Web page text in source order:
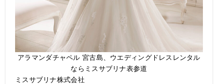
アラマンダチャペル 宮古島、ウエディングドレスレンタル
ならミスサブリナ表参道
ミスサブリナ株式会社